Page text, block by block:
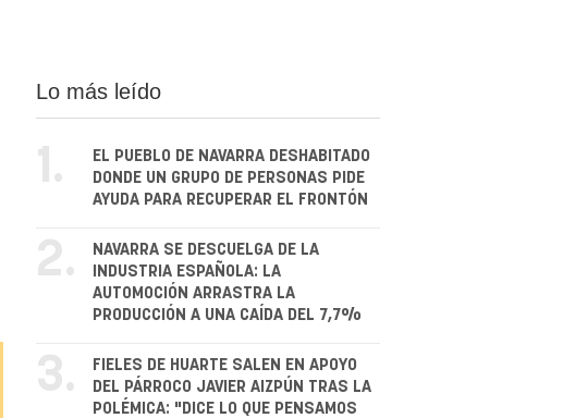
Lo más leído
1.
EL PUEBLO DE NAVARRA DESHABITADO
DONDE UN GRUPO DE PERSONAS PIDE
AYUDA PARA RECUPERAR EL FRONTÓN
2.
NAVARRA SE DESCUELGA DE LA
INDUSTRIA ESPAÑOLA: LA
AUTOMOCIÓN ARRASTRA LA
PRODUCCIÓN A UNA CAÍDA DEL 7,7%
3.
FIELES DE HUARTE SALEN EN APOYO
DEL PÁRROCO JAVIER AIZPÚN TRAS LA
POLÉMICA: "DICE LO QUE PENSAMOS